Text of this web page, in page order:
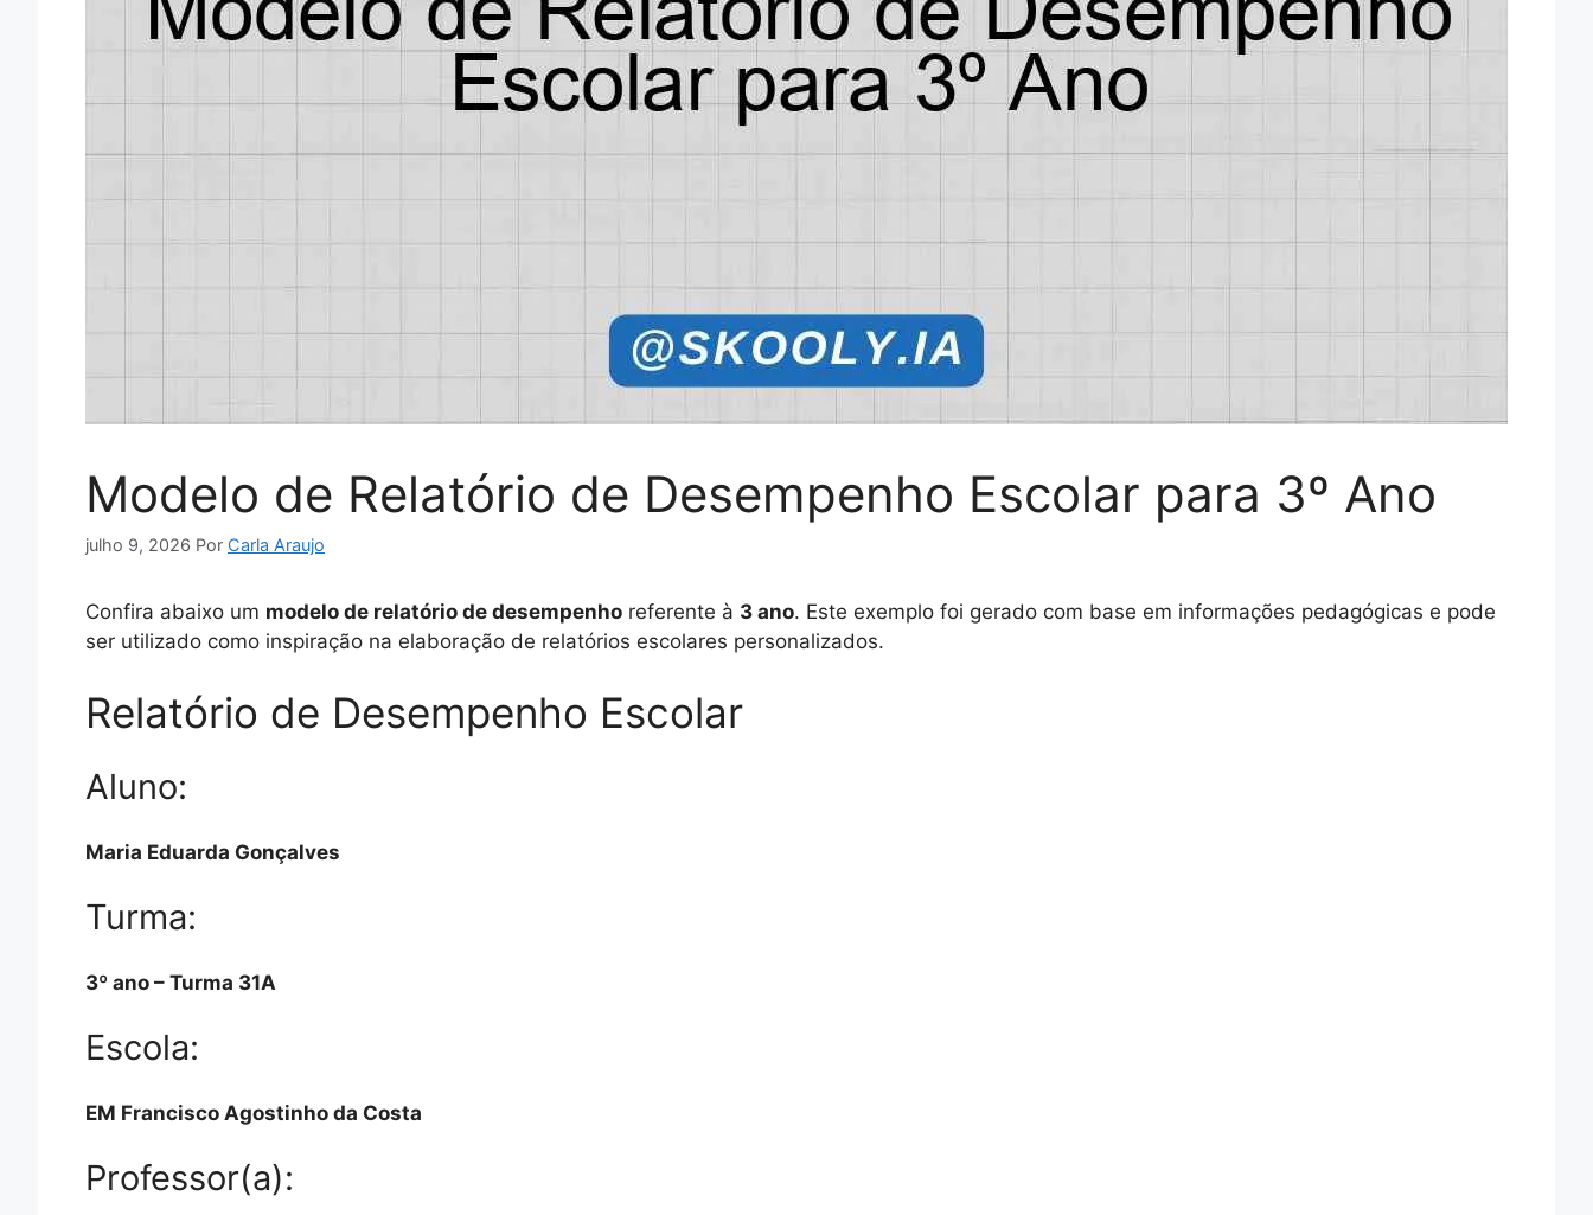
Modelo de Relatório de Desempenho Escolar para 3º Ano
julho 9, 2026 Por Carla Araujo
Confira abaixo um modelo de relatório de desempenho referente à 3 ano. Este exemplo foi gerado com base em informações pedagógicas e pode
ser utilizado como inspiração na elaboração de relatórios escolares personalizados.
Relatório de Desempenho Escolar
Aluno:
Maria Eduarda Gonçalves
Turma:
3º ano – Turma 31A
Escola:
EM Francisco Agostinho da Costa
Professor(a):